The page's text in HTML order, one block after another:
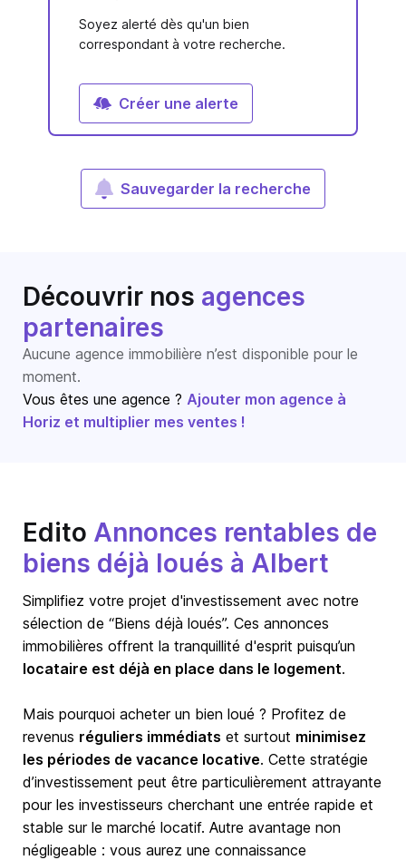
Soyez alerté dès qu'un bien
correspondant à votre recherche.
Créer une alerte
Sauvegarder la recherche
Découvrir nos agences
partenaires
Aucune agence immobilière n’est disponible pour le
moment.
Vous êtes une agence ? Ajouter mon agence à
Horiz et multiplier mes ventes !
Edito Annonces rentables de
biens déjà loués à Albert
Simplifiez votre projet d'investissement avec notre
sélection de “Biens déjà loués”. Ces annonces
immobilières offrent la tranquillité d'esprit puisqu’un
locataire est déjà en place dans le logement.
Mais pourquoi acheter un bien loué ? Profitez de
revenus réguliers immédiats et surtout minimisez
les périodes de vacance locative. Cette stratégie
d’investissement peut être particulièrement attrayante
pour les investisseurs cherchant une entrée rapide et
stable sur le marché locatif. Autre avantage non
négligeable : vous aurez une connaissance